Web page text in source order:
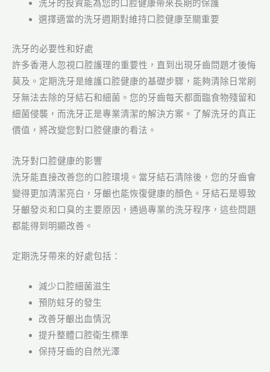
洗牙的投資能為您的口腔健康帶來長期的保護
選擇適當的洗牙週期對維持口腔健康至關重要
洗牙的必要性和好處
許多香港人忽視口腔護理的重要性，直到出現牙齒問題才後悔
莫及。定期洗牙是維護口腔健康的基礎步驟，能夠清除日常刷
牙無法去除的牙結石和細菌。您的牙齒每天都面臨食物殘留和
細菌侵襲，而洗牙正是專業清潔的解決方案。了解洗牙的真正
價值，將改變您對口腔健康的看法。
洗牙對口腔健康的影響
洗牙能直接改善您的口腔環境。當牙結石清除後，您的牙齒會
變得更加清潔亮白，牙齦也能恢復健康的顏色。牙結石是導致
牙齦發炎和口臭的主要原因，通過專業的洗牙程序，這些問題
都能得到明顯改善。
定期洗牙帶來的好處包括：
減少口腔細菌滋生
預防蛀牙的發生
改善牙齦出血情況
提升整體口腔衛生標準
保持牙齒的自然光澤